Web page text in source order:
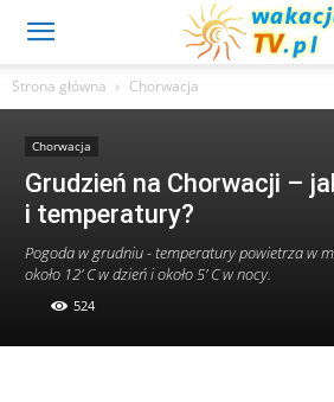
Strona główna Chorwacja
Chorwacja
Grudzień na Chorwacji –
i temperatury?
Pogoda w grudniu - temperatury powietrza w
około 12’ C w dzień i około 5’ C w nocy.
524